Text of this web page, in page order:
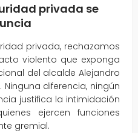
privada se
privada, rechazamos
violento que exponga
del alcalde Alejandro
diferencia, ningún
justifica la intimidación
ejercen funciones
gremial.